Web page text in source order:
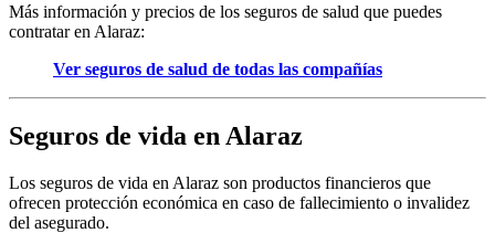
Más información y precios de los seguros de salud que puedes
contratar en Alaraz:
Ver seguros de salud de todas las compañías
Seguros de vida en Alaraz
Los seguros de vida en Alaraz son productos financieros que
ofrecen protección económica en caso de fallecimiento o invalidez
del asegurado.